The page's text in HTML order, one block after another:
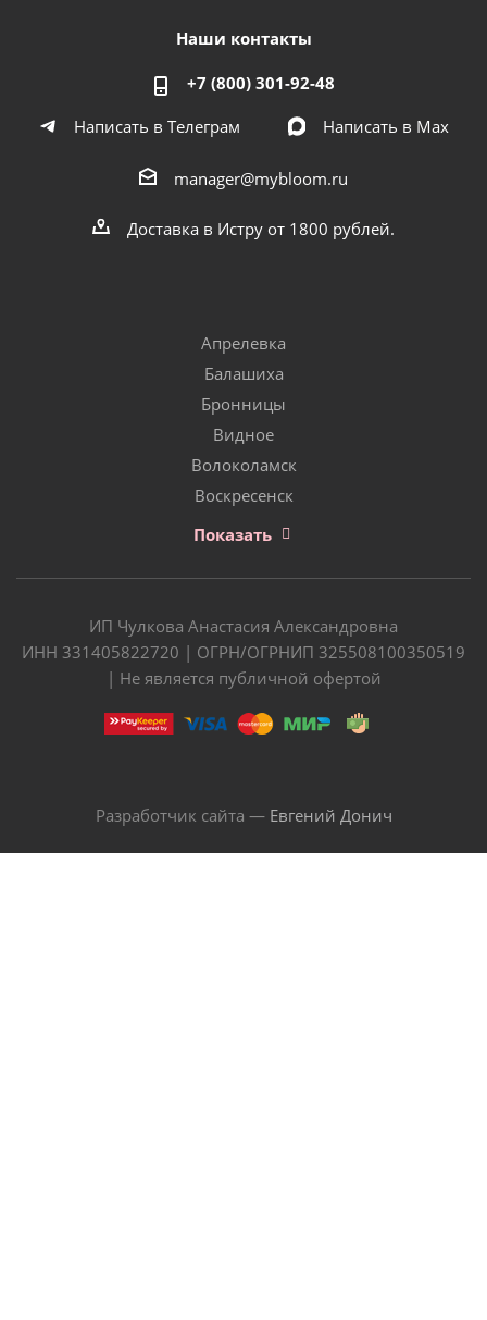
Наши контакты
+7 (800) 301-92-48
Написать в Телеграм
Написать в Мах
manager@mybloom.ru
Доставка в Истру от 1800 рублей.
Апрелевка
Балашиха
Бронницы
Видное
Волоколамск
Воскресенск
Показать
ИП Чулкова Анастасия Александровна
ИНН 331405822720 | ОГРН/ОГРНИП 325508100350519
| Не является публичной офертой
Разработчик сайта — Евгений Донич